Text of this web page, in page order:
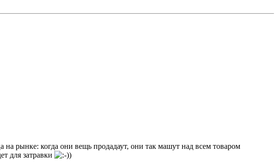
рынке: когда они вещь продадаут, они так машут над всем товаром
для затравки